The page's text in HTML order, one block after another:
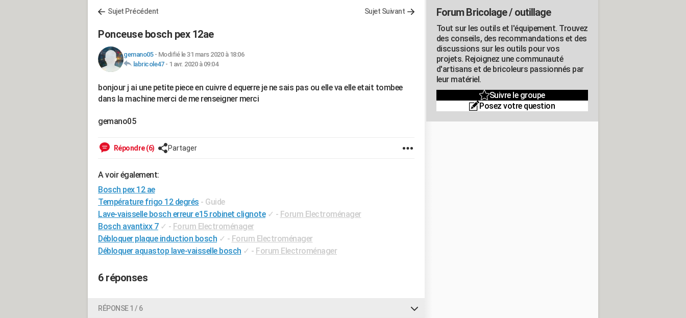
Sujet Précédent Sujet Suivant
Ponceuse bosch pex 12ae
gemano05- Modifié le 31 mars 2020 à 18:06
labricole47- 1 avr. 2020 à 09:04
bonjour j ai une petite piece en cuivre d equerre je ne sais pas ou elle va elle etait tombee
dans la machine merci de me renseigner merci
gemano05
Répondre (6) Partager
A voir également:
Bosch pex 12 ae
Température frigo 12 degrés - Guide
Lave-vaisselle bosch erreur e15 robinet clignote ✓ - Forum Electroménager
Bosch avantixx 7 ✓ - Forum Electroménager
Débloquer plaque induction bosch ✓ - Forum Electroménager
Débloquer aquastop lave-vaisselle bosch ✓ - Forum Electroménager
6 réponses
RÉPONSE 1 / 6
Forum Bricolage / outillage
Tout sur les outils et l'équipement. Trouvez
des conseils, des recommandations et des
discussions sur les outils pour vos
projets. Rejoignez une communauté
d'artisans et de bricoleurs passionnés par
leur matériel.
Suivre le groupe
Posez votre question